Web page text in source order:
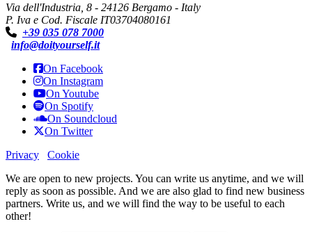
Via dell'Industria, 8 - 24126 Bergamo - Italy
P. Iva e Cod. Fiscale IT03704080161
+39 035 078 7000
info@doityourself.it
On Facebook
On Instagram
On Youtube
On Spotify
On Soundcloud
On Twitter
Privacy
Cookie
We are open to new projects. You can write us anytime, and we will
reply as soon as possible. And we are also glad to find new business
partners. Write us, and we will find the way to be useful to each
other!